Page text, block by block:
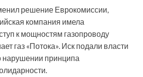
решение Еврокомиссии,
компания имела
к мощностям газопроводу
газ «Потока». Иск подали власти
нарушении принципа